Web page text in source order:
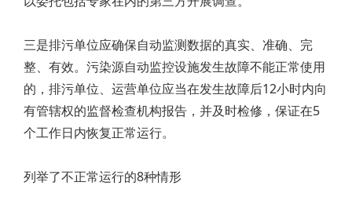
三是排污单位应确保自动监测数据的真实、准确、完
整、有效。污染源自动监控设施发生故障不能正常使用
的，排污单位、运营单位应当在发生故障后12小时内向
有管辖权的监督检查机构报告，并及时检修，保证在5
个工作日内恢复正常运行。
列举了不正常运行的8种情形